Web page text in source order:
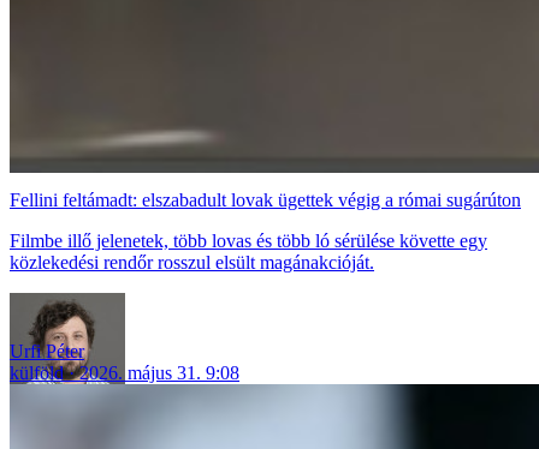
Fellini feltámadt: elszabadult lovak ügettek végig a római sugárúton
Filmbe illő jelenetek, több lovas és több ló sérülése követte egy
közlekedési rendőr rosszul elsült magánakcióját.
Urfi Péter
külföld
2026. május 31. 9:08